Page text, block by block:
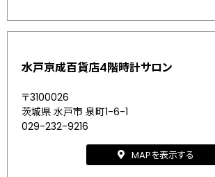
水戸京成百貨店4階時計サロン
〒3100026
茨城県 水戸市 泉町1-6-1
029-232-9216
MAPを表示する